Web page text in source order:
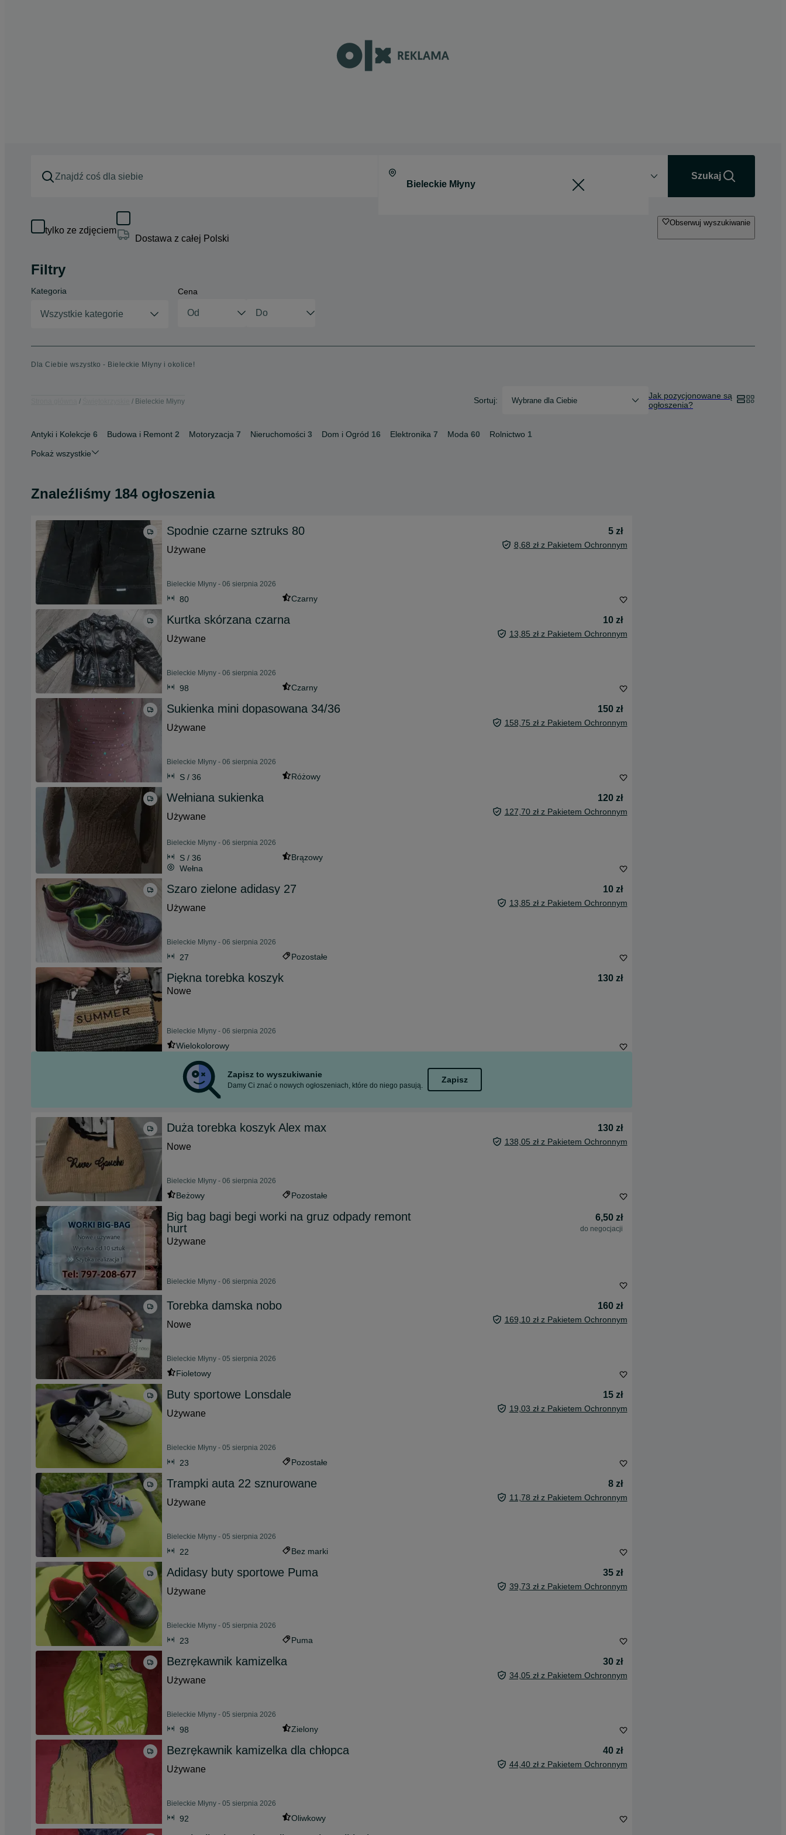
Szukaj
tylko ze zdjęciem
Dostawa z całej Polski
Obserwuj wyszukiwanie
Filtry
Kategoria
Wszystkie kategorie
Cena
Dla Ciebie wszystko - Bieleckie Młyny i okolice!
Bieleckie Młyny Sortuj: Wybrane dla Ciebie
Jak pozycjonowane są
ogłoszenia?
Antyki i Kolekcje 6 Budowa i Remont 2 Motoryzacja 7 Nieruchomości 3 Dom i Ogród 16 Elektronika 7 Moda 60 Rolnictwo 1
Pokaż wszystkie
Znaleźliśmy 184 ogłoszenia
Spodnie czarne sztruks 80
5 zł
Używane
8,68 zł z Pakietem Ochronnym
Bieleckie Młyny - 06 sierpnia 2026
80 Czarny
Kurtka skórzana czarna
10 zł
Używane
13,85 zł z Pakietem Ochronnym
Bieleckie Młyny - 06 sierpnia 2026
98 Czarny
Sukienka mini dopasowana 34/36
150 zł
Używane
158,75 zł z Pakietem Ochronnym
Bieleckie Młyny - 06 sierpnia 2026
S / 36 Różowy
Wełniana sukienka
120 zł
Używane
127,70 zł z Pakietem Ochronnym
Bieleckie Młyny - 06 sierpnia 2026
S / 36
Brązowy
Wełna
Szaro zielone adidasy 27
10 zł
Używane
13,85 zł z Pakietem Ochronnym
Bieleckie Młyny - 06 sierpnia 2026
27 Pozostałe
Piękna torebka koszyk
130 zł
Nowe
Bieleckie Młyny - 06 sierpnia 2026
Wielokolorowy
Zapisz to wyszukiwanie
Damy Ci znać o nowych ogłoszeniach, które do niego pasują.
Zapisz
Duża torebka koszyk Alex max
130 zł
Nowe
138,05 zł z Pakietem Ochronnym
Bieleckie Młyny - 06 sierpnia 2026
Beżowy Pozostałe
Big bag bagi begi worki na gruz odpady remont
hurt
6,50 zł
do negocjacji
Używane
Bieleckie Młyny - 06 sierpnia 2026
Torebka damska nobo
160 zł
Nowe
169,10 zł z Pakietem Ochronnym
Bieleckie Młyny - 05 sierpnia 2026
Fioletowy
Buty sportowe Lonsdale
15 zł
Używane
19,03 zł z Pakietem Ochronnym
Bieleckie Młyny - 05 sierpnia 2026
23 Pozostałe
Trampki auta 22 sznurowane
8 zł
Używane
11,78 zł z Pakietem Ochronnym
Bieleckie Młyny - 05 sierpnia 2026
22 Bez marki
Adidasy buty sportowe Puma
35 zł
Używane
39,73 zł z Pakietem Ochronnym
Bieleckie Młyny - 05 sierpnia 2026
23 Puma
Bezrękawnik kamizelka
30 zł
Używane
34,05 zł z Pakietem Ochronnym
Bieleckie Młyny - 05 sierpnia 2026
98 Zielony
Bezrękawnik kamizelka dla chłopca
40 zł
Używane
44,40 zł z Pakietem Ochronnym
Bieleckie Młyny - 05 sierpnia 2026
92 Oliwkowy